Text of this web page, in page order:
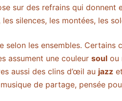
sur des refrains qui donnent
silences, les montées, les
selon les ensembles.
assument une couleur soul ou
aussi des clins d’œil au jazz
de partage, pensée